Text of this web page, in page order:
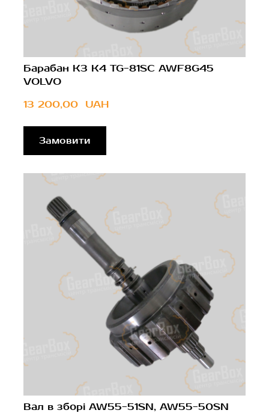
Барабан К3 К4 TG-81SC AWF8G45
VOLVO
13 200,00  UAH
Замовити
Вал в зборі AW55-51SN, AW55-50SN